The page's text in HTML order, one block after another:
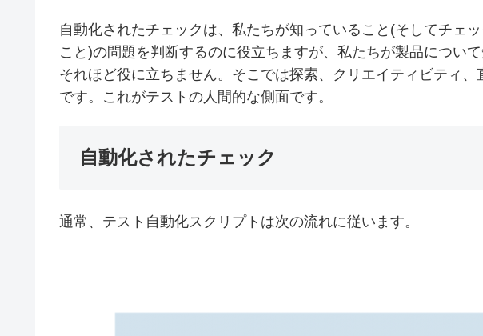
自動化されたチェックは、私たちが知っていること(そしてチェ
こと)の問題を判断するのに役立ちますが、私たちが製品につい
それほど役に立ちません。そこでは探索、クリエイティビティ
です。これがテストの人間的な側面です。
自動化されたチェック
通常、テスト自動化スクリプトは次の流れに従います。